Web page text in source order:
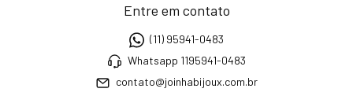
Entre em contato
(11) 95941-0483
Whatsapp 1195941-0483
contato@joinhabijoux.com.br